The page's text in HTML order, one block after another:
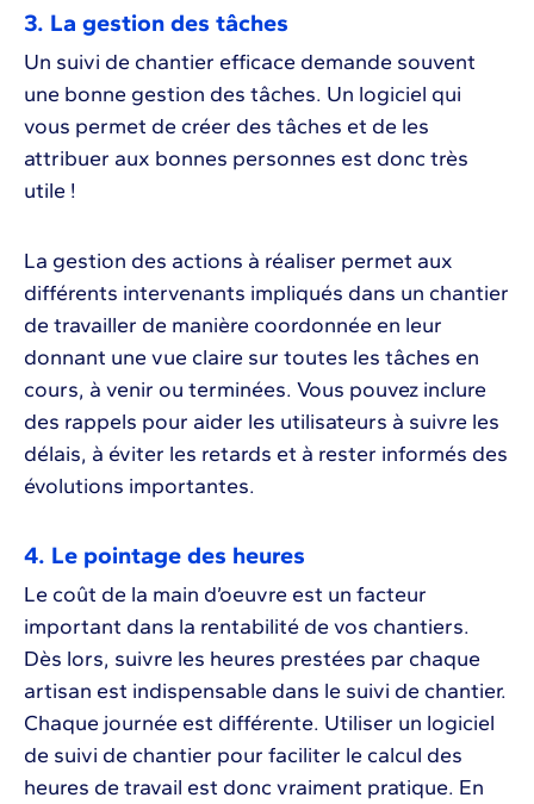
3. La gestion des tâches
Un suivi de chantier efficace demande souvent
une bonne gestion des tâches. Un logiciel qui
vous permet de créer des tâches et de les
attribuer aux bonnes personnes est donc très
utile !
La gestion des actions à réaliser permet aux
différents intervenants impliqués dans un chantier
de travailler de manière coordonnée en leur
donnant une vue claire sur toutes les tâches en
cours, à venir ou terminées. Vous pouvez inclure
des rappels pour aider les utilisateurs à suivre les
délais, à éviter les retards et à rester informés des
évolutions importantes.
4. Le pointage des heures
Le coût de la main d’oeuvre est un facteur
important dans la rentabilité de vos chantiers.
Dès lors, suivre les heures prestées par chaque
artisan est indispensable dans le suivi de chantier.
Chaque journée est différente. Utiliser un logiciel
de suivi de chantier pour faciliter le calcul des
heures de travail est donc vraiment pratique. En